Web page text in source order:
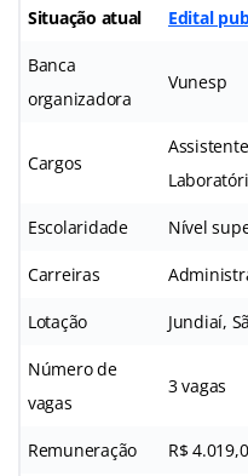
Situação atual Edital
Banca
organizadora
Vunesp
Cargos
Escolaridade Nível
Carreiras
Lotação Jundiaí,
Número de
vagas
3 vagas
Remuneração R$